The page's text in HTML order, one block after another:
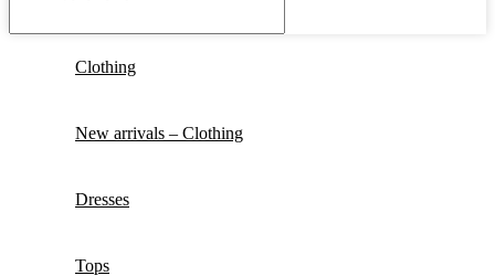
Clothing
New arrivals – Clothing
Dresses
Tops